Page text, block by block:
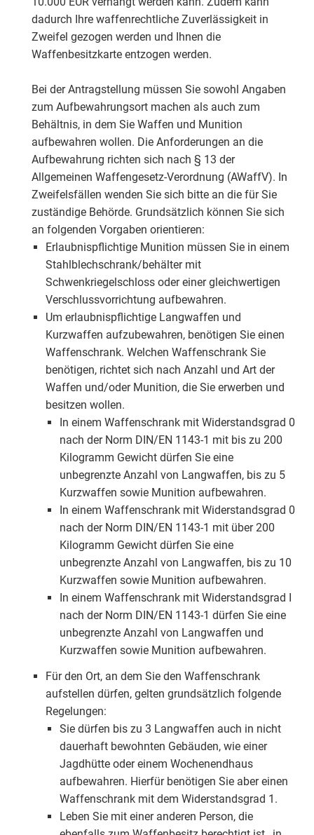
dadurch Ihre waffenrechtliche Zuverlässigkeit in
Zweifel gezogen werden und Ihnen die
Waffenbesitzkarte entzogen werden.
Bei der Antragstellung müssen Sie sowohl Angaben
zum Aufbewahrungsort machen als auch zum
Behältnis, in dem Sie Waffen und Munition
aufbewahren wollen. Die Anforderungen an die
Aufbewahrung richten sich nach § 13 der
Allgemeinen Waffengesetz-Verordnung (AWaffV). In
Zweifelsfällen wenden Sie sich bitte an die für Sie
zuständige Behörde. Grundsätzlich können Sie sich
an folgenden Vorgaben orientieren:
Erlaubnispflichtige Munition müssen Sie in einem
Stahlblechschrank/behälter mit
Schwenkriegelschloss oder einer gleichwertigen
Verschlussvorrichtung aufbewahren.
Um erlaubnispflichtige Langwaffen und
Kurzwaffen aufzubewahren, benötigen Sie einen
Waffenschrank. Welchen Waffenschrank Sie
benötigen, richtet sich nach Anzahl und Art der
Waffen und/oder Munition, die Sie erwerben und
besitzen wollen.
In einem Waffenschrank mit Widerstandsgrad 0
nach der Norm DIN/EN 1143-1 mit bis zu 200
Kilogramm Gewicht dürfen Sie eine
unbegrenzte Anzahl von Langwaffen, bis zu 5
Kurzwaffen sowie Munition aufbewahren.
In einem Waffenschrank mit Widerstandsgrad 0
nach der Norm DIN/EN 1143-1 mit über 200
Kilogramm Gewicht dürfen Sie eine
unbegrenzte Anzahl von Langwaffen, bis zu 10
Kurzwaffen sowie Munition aufbewahren.
In einem Waffenschrank mit Widerstandsgrad I
nach der Norm DIN/EN 1143-1 dürfen Sie eine
unbegrenzte Anzahl von Langwaffen und
Kurzwaffen sowie Munition aufbewahren.
Für den Ort, an dem Sie den Waffenschrank
aufstellen dürfen, gelten grundsätzlich folgende
Regelungen:
Sie dürfen bis zu 3 Langwaffen auch in nicht
dauerhaft bewohnten Gebäuden, wie einer
Jagdhütte oder einem Wochenendhaus
aufbewahren. Hierfür benötigen Sie aber einen
Waffenschrank mit dem Widerstandsgrad 1.
Leben Sie mit einer anderen Person, die